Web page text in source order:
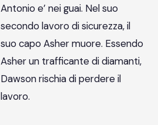
Antonio e’ nei guai. Nel suo
secondo lavoro di sicurezza, il
suo capo Asher muore. Essendo
Asher un trafficante di diamanti,
Dawson rischia di perdere il
lavoro.